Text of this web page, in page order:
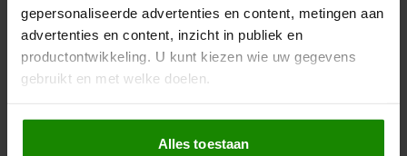
gepersonaliseerde advertenties en content, metingen aan
advertenties en content, inzicht in publiek en
productontwikkeling. U kunt kiezen wie uw gegevens
gebruikt en met welke doelen.
Als u het toestaat, willen we ook graag:
Informatie verzamelen over uw geografische
Alles toestaan